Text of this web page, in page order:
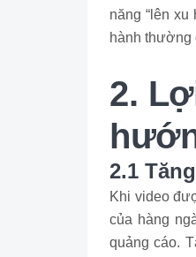
năng “lên
hành thường
2.
2.1
Khi video
của hàng
quảng cáo.